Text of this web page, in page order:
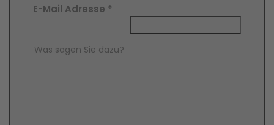
E-Mail Adresse *
Comment Text*